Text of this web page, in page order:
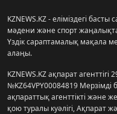
KZNEWS.KZ - еліміздегі
мәдени және спорт
Үздік сараптамалық мақала
алаңы.
KZNEWS.KZ ақпарат
№KZ64VPY00084819
ақпараттық агенттікті және
қою туралы куәлігі, Ақпарат